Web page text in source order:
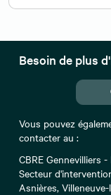
CBRE Gennevilliers
Secteur
Asnières,
Besoin de plus
Vous pouvez
contacter au :